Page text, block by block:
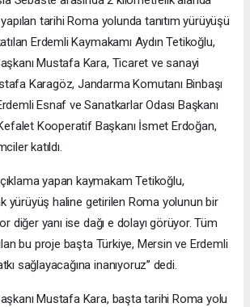
tarihi Roma yolunda tanıtım yürüyüşü
Erdemli Kaymakamı Aydın Tetikoğlu,
Mustafa Kara, Ticaret ve sanayi
Karagöz, Jandarma Komutanı Binbaşı
Esnaf ve Sanatkarlar Odası Başkanı
Kooperatif Başkanı İsmet Erdoğan,
katıldı.
yapan kaymakam Tetikoğlu,
yürüyüş haline getirilen Roma yolunun bir
diğer yanı ise dağı e dolayı görüyor. Tüm
bu proje başta Türkiye, Mersin ve Erdemli
sağlayacağına inanıyoruz’’ dedi.
Mustafa Kara, başta tarihi Roma yolu